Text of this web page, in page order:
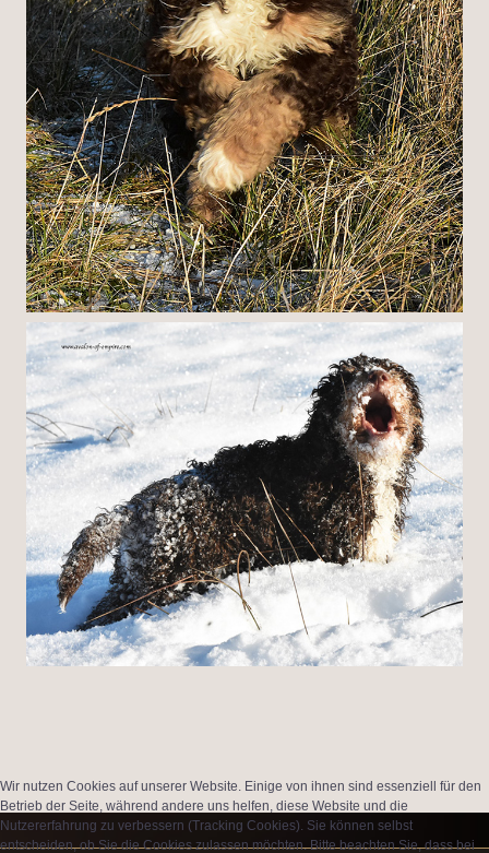
Wir nutzen Cookies auf unserer Website. Einige von ihnen sind essenziell für den
Betrieb der Seite, während andere uns helfen, diese Website und die
Nutzererfahrung zu verbessern (Tracking Cookies). Sie können selbst
entscheiden, ob Sie die Cookies zulassen möchten. Bitte beachten Sie, dass bei